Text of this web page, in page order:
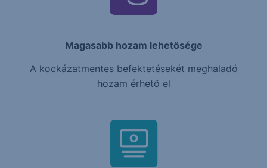
Magasabb hozam lehetősége
A kockázatmentes befektetésekét meghaladó
hozam érhető el